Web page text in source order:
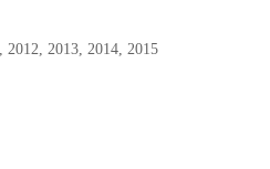
2012, 2013, 2014, 2015